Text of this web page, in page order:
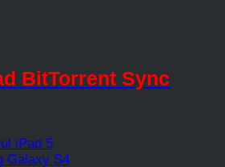
BitTorrent Sync
iPad 5
Galaxy S4